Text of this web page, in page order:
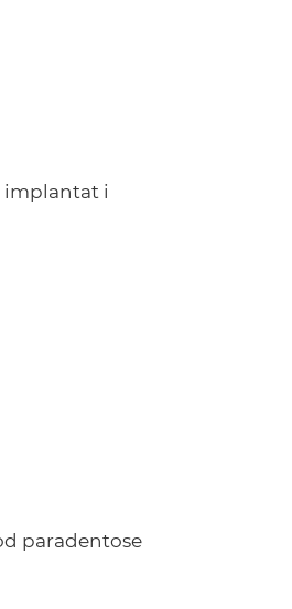
implantat i
paradentose